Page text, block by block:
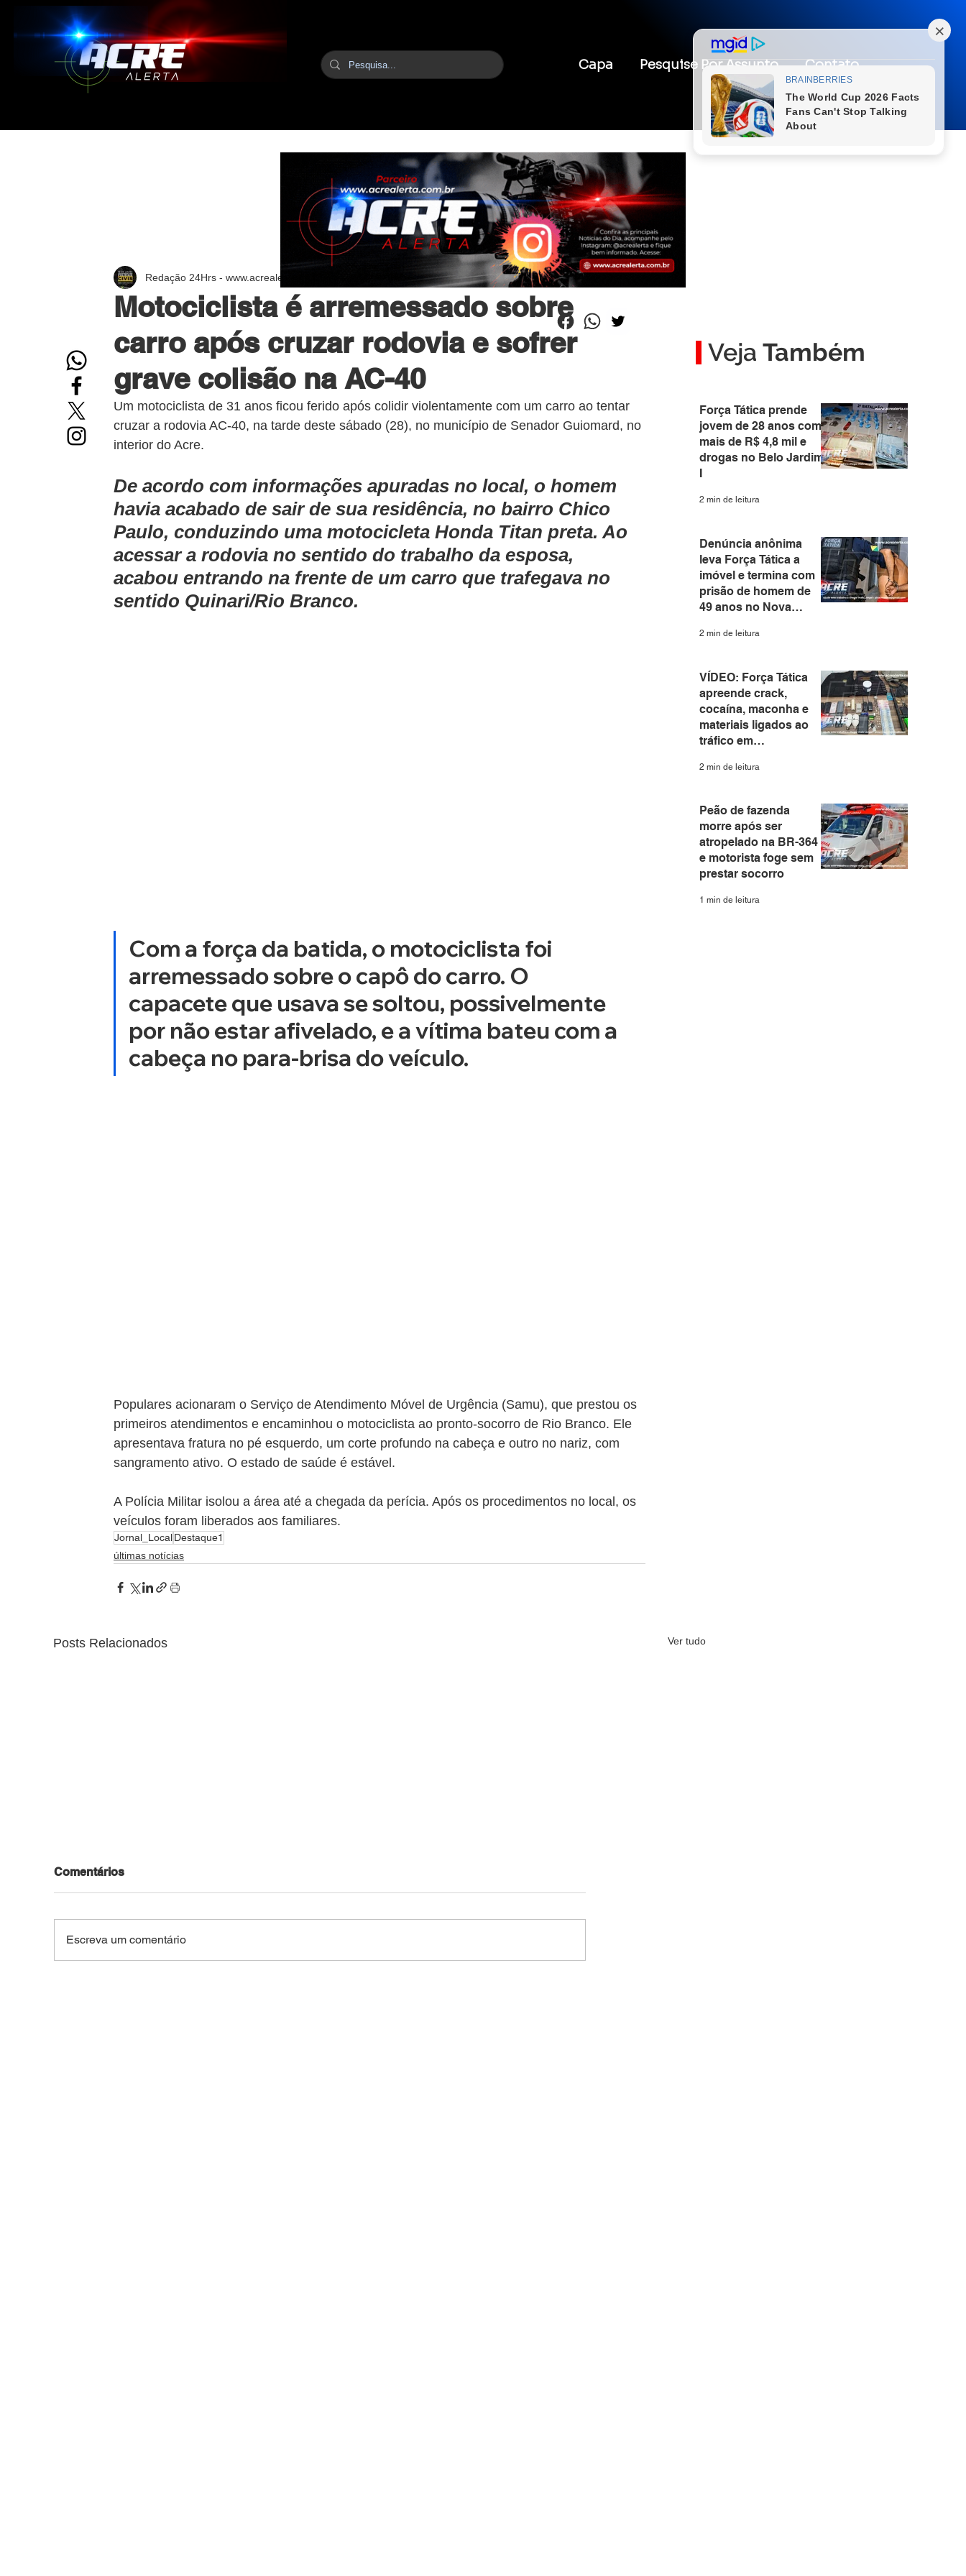
Capa Pesquise Por Assunto Contato
Motociclista é arremessado sobre
carro após cruzar rodovia e sofrer
grave colisão na AC-40
Redação 24Hrs - www.acrealerta.com.br 28 de jun. de 2025 1 min de leitura
Um motociclista de 31 anos ficou ferido após colidir violentamente com um carro ao tentar
cruzar a rodovia AC-40, na tarde deste sábado (28), no município de Senador Guiomard, no
interior do Acre.
De acordo com informações apuradas no local, o homem
havia acabado de sair de sua residência, no bairro Chico
Paulo, conduzindo uma motocicleta Honda Titan preta. Ao
acessar a rodovia no sentido do trabalho da esposa,
acabou entrando na frente de um carro que trafegava no
sentido Quinari/Rio Branco.
Com a força da batida, o motociclista foi
arremessado sobre o capô do carro. O
capacete que usava se soltou, possivelmente
por não estar afivelado, e a vítima bateu com a
cabeça no para-brisa do veículo.
Populares acionaram o Serviço de Atendimento Móvel de Urgência (Samu), que prestou os
primeiros atendimentos e encaminhou o motociclista ao pronto-socorro de Rio Branco. Ele
apresentava fratura no pé esquerdo, um corte profundo na cabeça e outro no nariz, com
sangramento ativo. O estado de saúde é estável.
A Polícia Militar isolou a área até a chegada da perícia. Após os procedimentos no local, os
veículos foram liberados aos familiares.
Jornal_LocalDestaque1
últimas notícias
Posts Relacionados Ver tudo
Comentários
Escreva um comentário
Força Tática prende
jovem de 28 anos com
mais de R$ 4,8 mil e
drogas no Belo Jardim
I
2 min de leitura
Denúncia anônima
leva Força Tática a
imóvel e termina com
prisão de homem de
49 anos no Nova
2 min de leitura
VÍDEO: Força Tática
apreende crack,
cocaína, maconha e
materiais ligados ao
tráfico em
Helena
2 min de leitura
Peão de fazenda
morre após ser
atropelado na BR-364
e motorista foge sem
prestar socorro
1 min de leitura
Veja Também